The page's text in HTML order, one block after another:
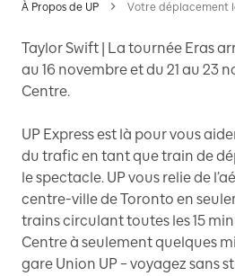
À Propos de UP Votre déplacement
Taylor Swift | La tournée Eras
au 16 novembre et du 21 au 23
Centre.
UP Express est là pour vous
du trafic en tant que train de
le spectacle. UP vous relie de
centre-ville de Toronto en
trains circulant toutes les 15
Centre à seulement quelques
gare Union UP – voyagez sans